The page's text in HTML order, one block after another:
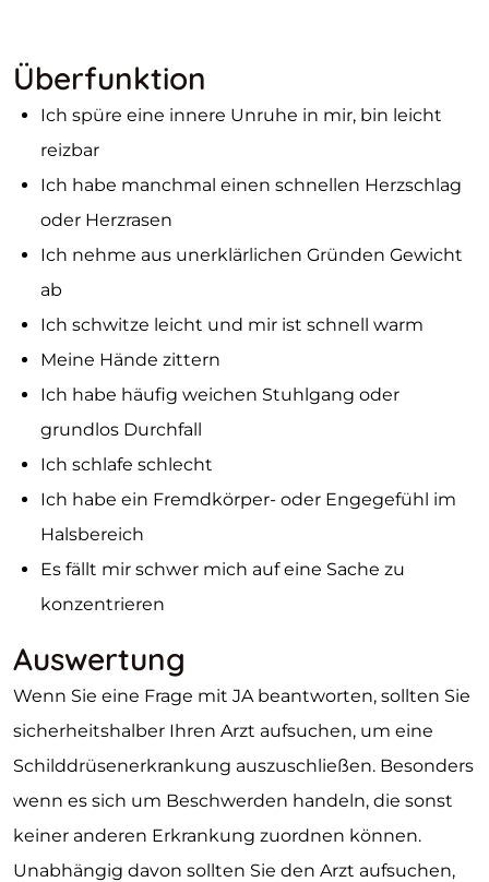
Überfunktion
Ich spüre eine innere Unruhe in mir, bin leicht
reizbar
Ich habe manchmal einen schnellen Herzschlag
oder Herzrasen
Ich nehme aus unerklärlichen Gründen Gewicht
ab
Ich schwitze leicht und mir ist schnell warm
Meine Hände zittern
Ich habe häufig weichen Stuhlgang oder
grundlos Durchfall
Ich schlafe schlecht
Ich habe ein Fremdkörper- oder Engegefühl im
Halsbereich
Es fällt mir schwer mich auf eine Sache zu
konzentrieren
Auswertung
Wenn Sie eine Frage mit JA beantworten, sollten Sie
sicherheitshalber Ihren Arzt aufsuchen, um eine
Schilddrüsenerkrankung auszuschließen. Besonders
wenn es sich um Beschwerden handeln, die sonst
keiner anderen Erkrankung zuordnen können.
Unabhängig davon sollten Sie den Arzt aufsuchen,